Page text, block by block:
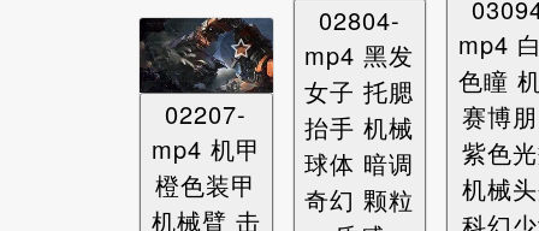
02207-
mp4 机甲
橙色装甲
机械臂 击
02804-
mp4 黑发
女子 托腮
抬手 机械
球体 暗调
奇幻 颗粒
mp4
色瞳
赛博
紫色
机械